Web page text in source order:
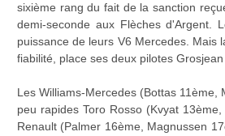
sixième rang du fait de la sanction
demi-seconde aux Flèches d'Argent.
puissance de leurs V6 Mercedes. Mais
fiabilité, place ses deux pilotes
Les Williams-Mercedes (Bottas
peu rapides Toro Rosso (Kvyat
Renault (Palmer 16ème, Magnussen